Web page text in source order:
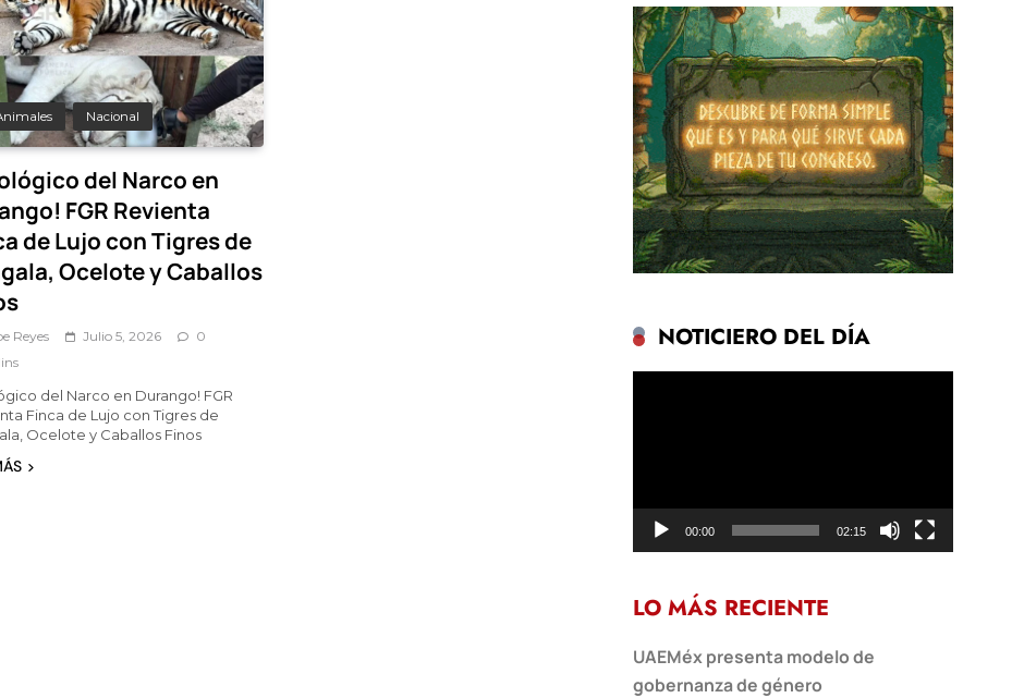
Nacional
del Narco en
FGR Revienta
de Lujo con Tigres de
Ocelote y Caballos
Reyes Julio 5, 2026
0
del Narco en Durango! FGR
Finca de Lujo con Tigres de
Ocelote y Caballos Finos
NOTICIERO DEL DÍA
00:00 02:15
LO MÁS RECIENTE
UAEMéx presenta modelo de
gobernanza de género